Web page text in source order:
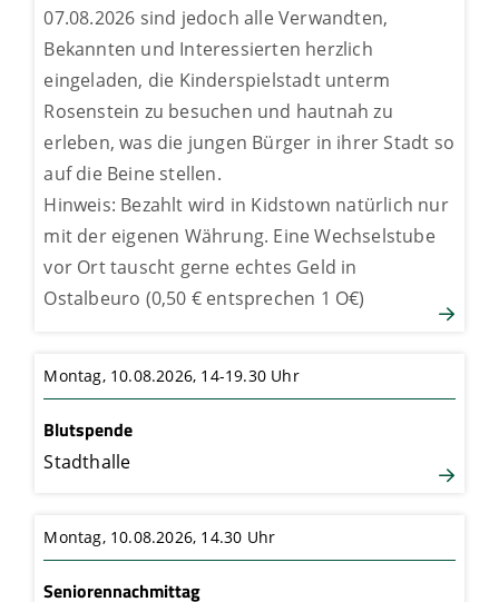
07.08.2026 sind jedoch alle Verwandten,
Bekannten und Interessierten herzlich
eingeladen, die Kinderspielstadt unterm
Rosenstein zu besuchen und hautnah zu
erleben, was die jungen Bürger in ihrer Stadt so
auf die Beine stellen.
Hinweis: Bezahlt wird in Kidstown natürlich nur
mit der eigenen Währung. Eine Wechselstube
vor Ort tauscht gerne echtes Geld in
Ostalbeuro (0,50 € entsprechen 1 O€)
Montag, 10.08.2026, 14-19.30 Uhr
Blutspende
Stadthalle
Montag, 10.08.2026, 14.30 Uhr
Seniorennachmittag